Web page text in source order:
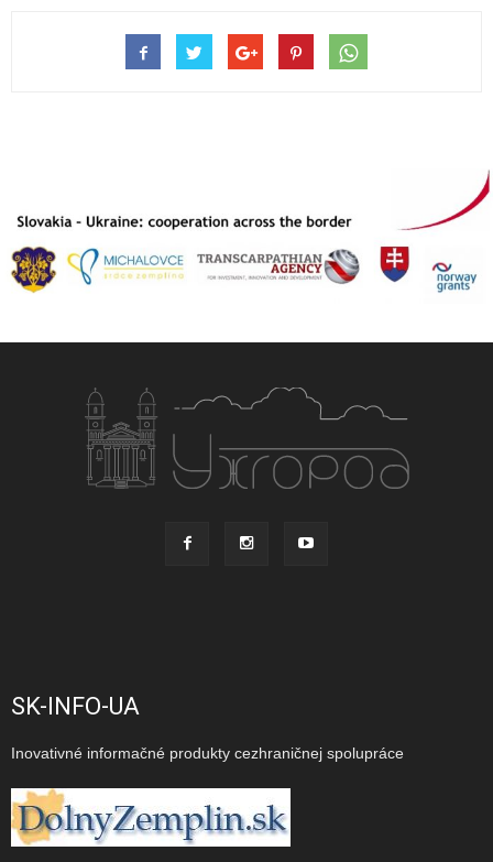
SK-INFO-UA
Inovativné informačné produkty cezhraničnej spolupráce